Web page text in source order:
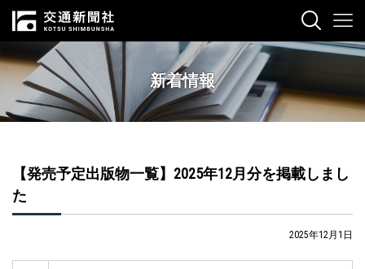
新着情報
【発売予定出版物一覧】2025年12月分を掲載しまし
た
2025年12月1日